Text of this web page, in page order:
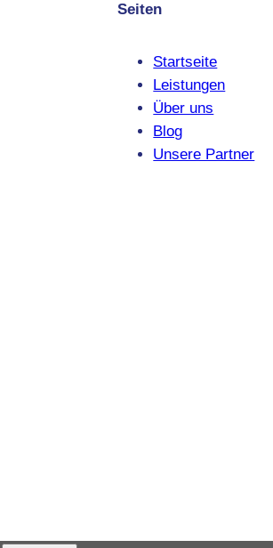
Seiten
Startseite
Leistungen
Über uns
Blog
Unsere Partner